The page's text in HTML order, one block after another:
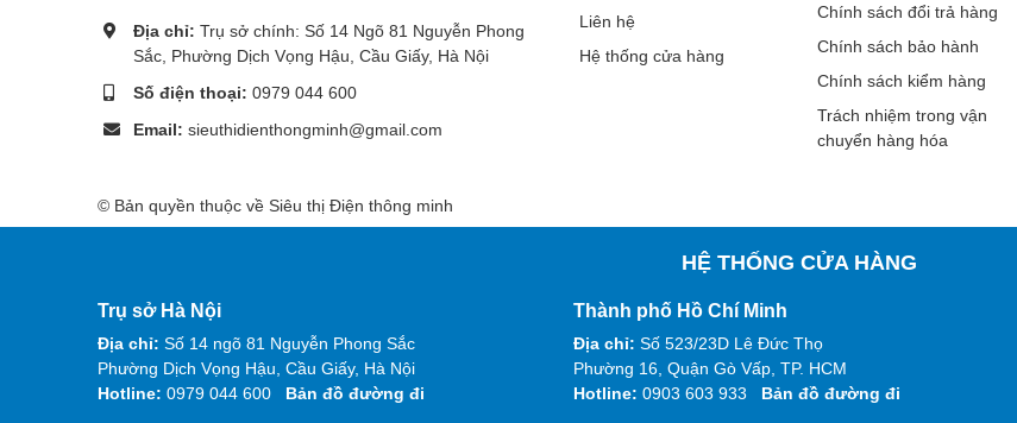
Địa chỉ: Trụ sở chính: Số 14 Ngõ 81 Nguyễn Phong
Sắc, Phường Dịch Vọng Hậu, Cầu Giấy, Hà Nội
Số điện thoại: 0979 044 600
Email: sieuthidienthongminh@gmail.com
Liên hệ
Hệ thống cửa hàng
Chính sách đổi trả hàng
Chính sách bảo hành
Chính sách kiểm hàng
Trách nhiệm trong vận
chuyển hàng hóa
© Bản quyền thuộc về Siêu thị Điện thông minh
HỆ THỐNG CỬA HÀNG
Trụ sở Hà Nội
Địa chỉ: Số 14 ngõ 81 Nguyễn Phong Sắc
Phường Dịch Vọng Hậu, Cầu Giấy, Hà Nội
Hotline: 0979 044 600 Bản đồ đường đi
Thành phố Hồ Chí Minh
Địa chỉ: Số 523/23D Lê Đức Thọ
Phường 16, Quận Gò Vấp, TP. HCM
Hotline: 0903 603 933 Bản đồ đường đi